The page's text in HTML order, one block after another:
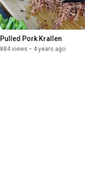
Pulled Pork Krallen
884 views • 4 years ago